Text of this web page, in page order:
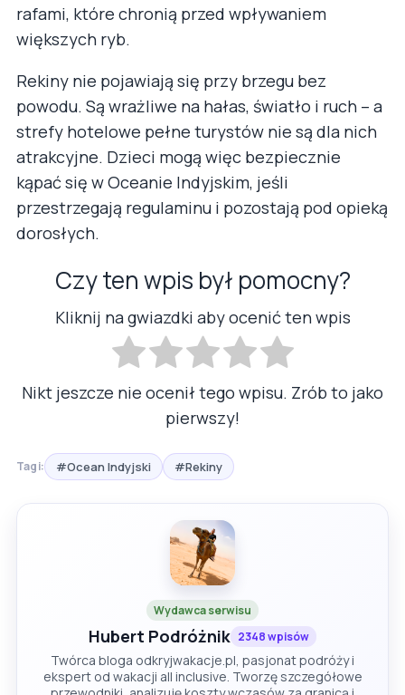
rafami, które chronią przed wpływaniem
większych ryb.
Rekiny nie pojawiają się przy brzegu bez
powodu. Są wrażliwe na hałas, światło i ruch – a
strefy hotelowe pełne turystów nie są dla nich
atrakcyjne. Dzieci mogą więc bezpiecznie
kąpać się w Oceanie Indyjskim, jeśli
przestrzegają regulaminu i pozostają pod opieką
dorosłych.
Czy ten wpis był pomocny?
Kliknij na gwiazdki aby ocenić ten wpis
Nikt jeszcze nie ocenił tego wpisu. Zrób to jako
pierwszy!
Tagi: #Ocean Indyjski #Rekiny
Wydawca serwisu
Hubert Podróżnik 2348 wpisów
Twórca bloga odkryjwakacje.pl, pasjonat podróży i
ekspert od wakacji all inclusive. Tworzę szczegółowe